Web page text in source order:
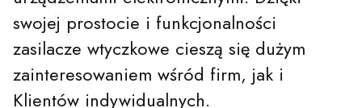
swojej prostocie i funkcjonalności
zasilacze wtyczkowe cieszą się dużym
zainteresowaniem wśród firm, jak i
Klientów indywidualnych.